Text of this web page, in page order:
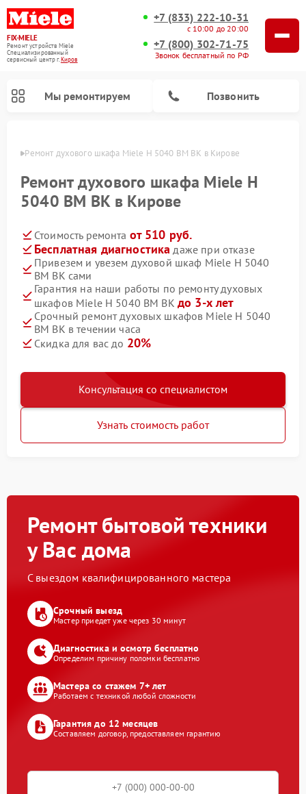
FIX-MIELE
Ремонт устройств Miele
Специализированный
cервисный центр г.Киров
+7 (833) 222-10-31
с 10:00 до 20:00
+7 (800) 302-71-75
Звонок бесплатный по РФ
Мы ремонтируем Позвонить
Ремонт духового шкафа Miele H 5040 BM BK в Кирове
Ремонт духового шкафа Miele H
5040 BM BK в Кирове
Стоимость ремонта от 510 руб.
Бесплатная диагностика даже при отказе
Привезем и увезем духовой шкаф Miele H 5040
BM BK сами
Гарантия на наши работы по ремонту духовых
шкафов Miele H 5040 BM BK до 3-х лет
Срочный ремонт духовых шкафов Miele H 5040
BM BK в течении часа
Скидка для вас до 20%
Консультация со специалистом
Узнать стоимость работ
Ремонт бытовой техники
у Вас дома
С выездом квалифицированного мастера
Срочный выезд
Мастер приедет уже через 30 минут
Диагностика и осмотр бесплатно
Определим причину поломки бесплатно
Мастера со стажем 7+ лет
Работаем с техникой любой сложности
Гарантия до 12 месяцев
Составляем договор, предоставляем гарантию